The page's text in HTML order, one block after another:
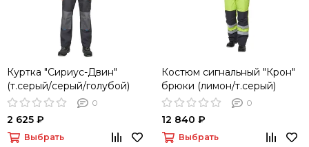
Куртка "Сириус-Двин"
(т.серый/серый/голубой)
0
2 625 ₽
Выбрать
Костюм сигнальный "Крон"
брюки (лимон/т.серый)
0
12 840 ₽
Выбрать